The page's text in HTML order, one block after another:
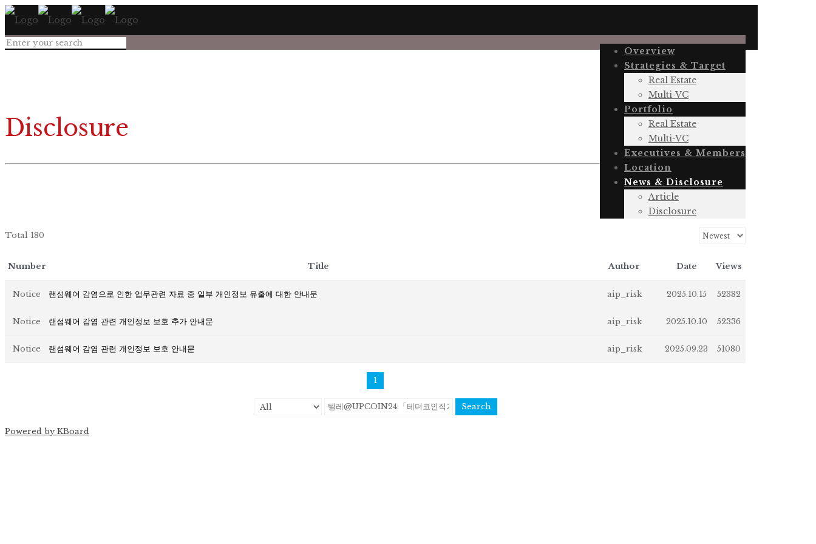
Overview
Strategies & Target
Real Estate
Multi-VC
Portfolio
Real Estate
Multi-VC
Executives & Members
Location
News & Disclosure
Article
Disclosure
Disclosure
Total 180
Number Title Author Date Views
Notice 랜섬웨어 감염으로 인한 업무관련 자료 중 일부 개인정보 유출에 대한 안내문 aip_risk 2025.10.15 52382
Notice 랜섬웨어 감염 관련 개인정보 보호 추가 안내문 aip_risk 2025.10.10 52336
Notice 랜섬웨어 감염 관련 개인정보 보호 안내문 aip_risk 2025.09.23 51080
1
Search
Powered by KBoard